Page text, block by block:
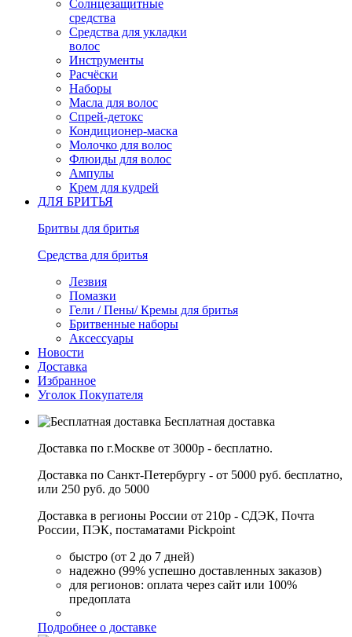
Солнцезащитные
средства
Средства для укладки
волос
Инструменты
Расчёски
Наборы
Масла для волос
Спрей-детокс
Кондиционер-маска
Молочко для волос
Флюиды для волос
Ампулы
Крем для кудрей
ДЛЯ БРИТЬЯ
Бритвы для бритья
Средства для бритья
Лезвия
Помазки
Гели / Пены/ Кремы для бритья
Бритвенные наборы
Аксессуары
Новости
Доставка
Избранное
Уголок Покупателя
Бесплатная доставка
Доставка по г.Москве от 3000р - бесплатно.
Доставка по Санкт-Петербургу - от 5000 руб. бесплатно,
или 250 руб. до 5000
Доставка в регионы России от 210р - СДЭК, Почта
России, ПЭК, постаматами Pickpoint
быстро (от 2 до 7 дней)
надежно (99% успешно доставленных заказов)
для регионов: оплата через сайт или 100%
предоплата
Подробнее о доставке